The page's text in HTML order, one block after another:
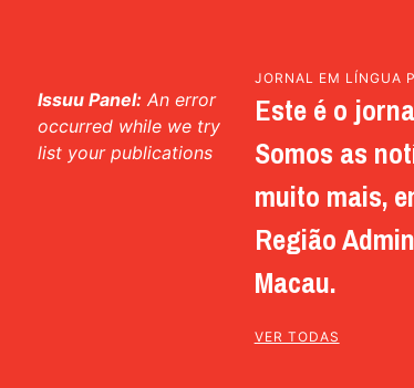
Issuu Panel: An error
occurred while we try
list your publications
JORNAL EM LÍNGUA
Este é o
Somos as
muito mais,
Região
Macau.
VER TODAS